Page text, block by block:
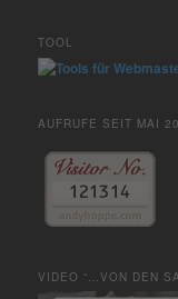
TOOL
AUFRUFE SEIT MAI
VIDEO “…VON DEN